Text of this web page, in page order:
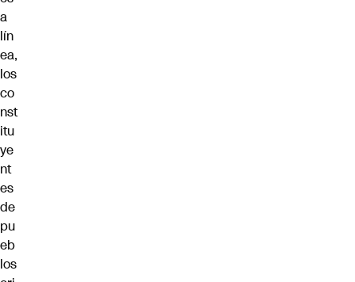
a
lín
ea,
los
co
nst
itu
ye
nt
es
de
pu
eb
los